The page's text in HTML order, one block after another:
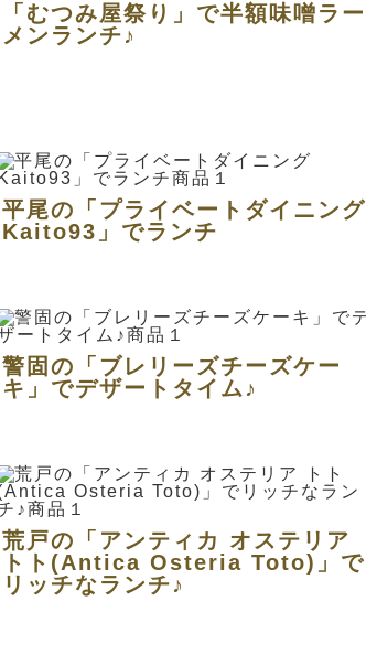
「むつみ屋祭り」で半額味噌ラー
メンランチ♪
平尾の「プライベートダイニング
Kaito93」でランチ
警固の「ブレリーズチーズケー
キ」でデザートタイム♪
荒戸の「アンティカ オステリア
トト(Antica Osteria Toto)」で
リッチなランチ♪